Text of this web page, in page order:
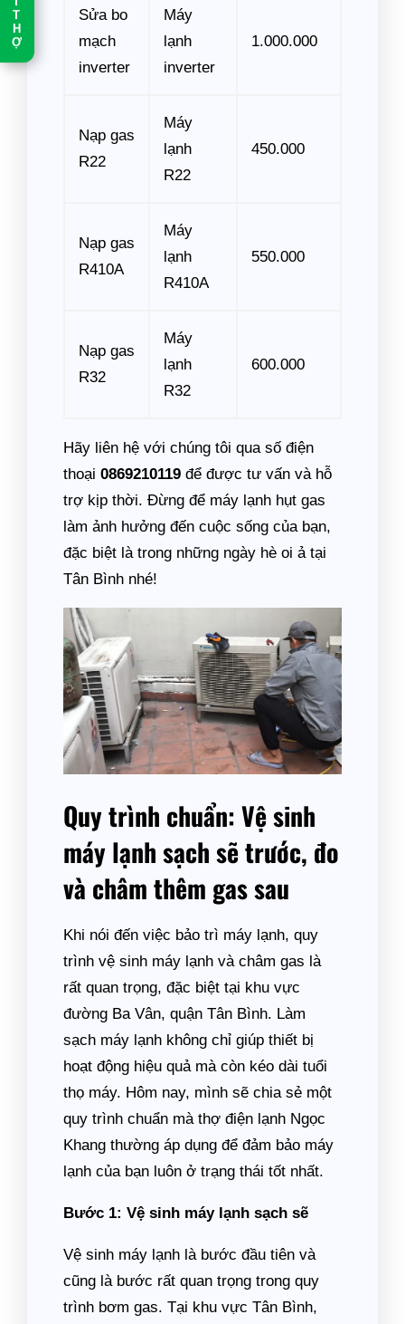
T
T
H
Ợ
Sửa bo
mạch
inverter
Máy
lạnh
inverter
1.000.000
Nạp gas
R22
Máy
lạnh
R22
450.000
Nạp gas
R410A
Máy
lạnh
R410A
550.000
Nạp gas
R32
Máy
lạnh
R32
600.000
Hãy liên hệ với chúng tôi qua số điện
thoại 0869210119 để được tư vấn và hỗ
trợ kịp thời. Đừng để máy lạnh hụt gas
làm ảnh hưởng đến cuộc sống của bạn,
đặc biệt là trong những ngày hè oi ả tại
Tân Bình nhé!
Quy trình chuẩn: Vệ sinh
máy lạnh sạch sẽ trước, đo
và châm thêm gas sau
Khi nói đến việc bảo trì máy lạnh, quy
trình vệ sinh máy lạnh và châm gas là
rất quan trọng, đặc biệt tại khu vực
đường Ba Vân, quận Tân Bình. Làm
sạch máy lạnh không chỉ giúp thiết bị
hoạt động hiệu quả mà còn kéo dài tuổi
thọ máy. Hôm nay, mình sẽ chia sẻ một
quy trình chuẩn mà thợ điện lạnh Ngọc
Khang thường áp dụng để đảm bảo máy
lạnh của bạn luôn ở trạng thái tốt nhất.
Bước 1: Vệ sinh máy lạnh sạch sẽ
Vệ sinh máy lạnh là bước đầu tiên và
cũng là bước rất quan trọng trong quy
trình bơm gas. Tại khu vực Tân Bình,